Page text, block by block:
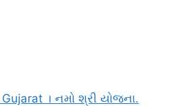
। નમો શ્રી યોજના.